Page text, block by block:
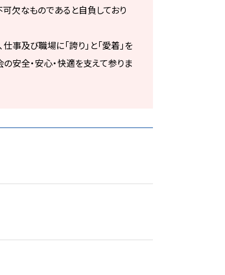
欠なものであると自負しており
及び職場に「誇り」と「愛着」を
安全・安心・快適を支えて参りま